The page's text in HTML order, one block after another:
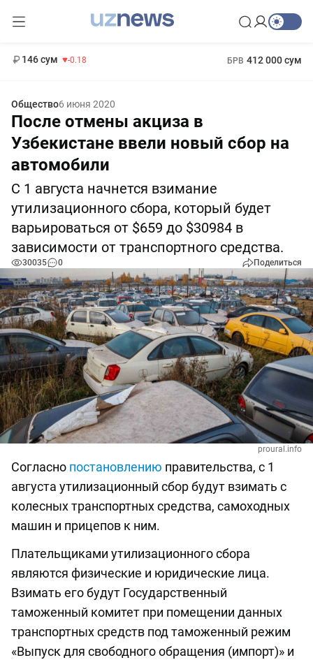
146 сум -0.18 БРВ 412 000 сум
Общество6 июня 2020
После отмены акциза в
Узбекистане ввели новый сбор на
автомобили
С 1 августа начнется взимание
утилизационного сбора, который будет
варьироваться от $659 до $30984 в
зависимости от транспортного средства.
30035 0 Поделиться
proural.info
Согласно постановлению правительства, с 1
августа утилизационный сбор будут взимать с
колесных транспортных средства, самоходных
машин и прицепов к ним.
Плательщиками утилизационного сбора
являются физические и юридические лица.
Взимать его будут Государственный
таможенный комитет при помещении данных
транспортных средств под таможенный режим
«Выпуск для свободного обращения (импорт)» и